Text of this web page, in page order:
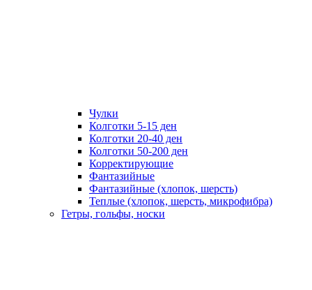
Чулки
Колготки 5-15 ден
Колготки 20-40 ден
Колготки 50-200 ден
Корректирующие
Фантазийные
Фантазийные (хлопок, шерсть)
Теплые (хлопок, шерсть, микрофибра)
Гетры, гольфы, носки